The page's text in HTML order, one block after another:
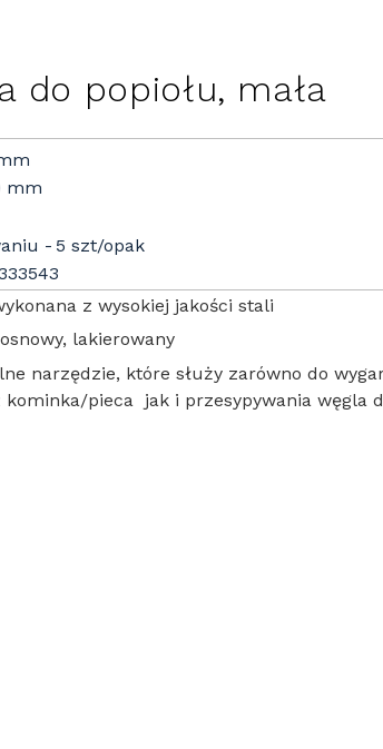
do popiołu, mała
mm
5 szt/opak
z wysokiej jakości stali
lakierowany
narzędzie, które służy zarówno do
kominka/pieca jak i przesypywania węgla